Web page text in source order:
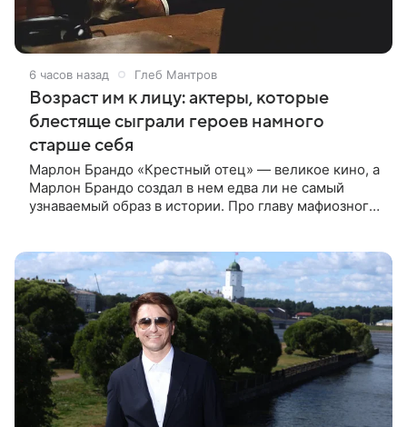
6 часов назад Глеб Мантров
Возраст им к лицу: актеры, которые
блестяще сыграли героев намного
старше себя
Марлон Брандо «Крестный отец» — великое кино, а
Марлон Брандо создал в нем едва ли не самый
узнаваемый образ в истории. Про главу мафиозного